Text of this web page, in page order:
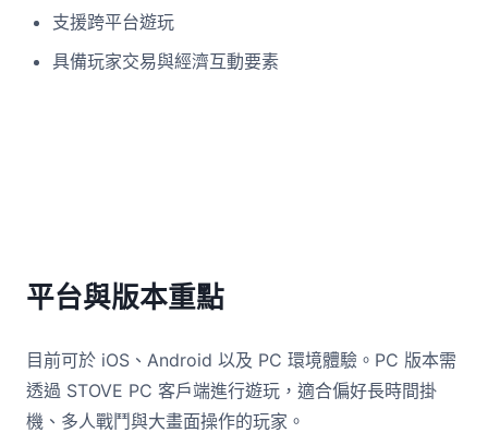
支援跨平台遊玩
具備玩家交易與經濟互動要素
平台與版本重點
目前可於 iOS、Android 以及 PC 環境體驗。PC 版本需
透過 STOVE PC 客戶端進行遊玩，適合偏好長時間掛
機、多人戰鬥與大畫面操作的玩家。